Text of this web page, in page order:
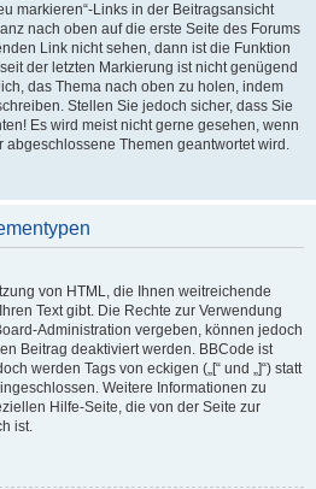
markieren“-Links in der Beitragsansicht
nach oben auf die erste Seite des Forums
Link nicht sehen, dann ist die Funktion
der letzten Markierung ist nicht genügend
das Thema nach oben zu holen, indem
Stellen Sie jedoch sicher, dass Sie
Es wird meist nicht gerne gesehen, wenn
abgeschlossene Themen geantwortet wird.
von HTML, die Ihnen weitreichende
Text gibt. Die Rechte zur Verwendung
Administration vergeben, können jedoch
Beitrag deaktiviert werden. BBCode ist
werden Tags von eckigen („[“ und „]“) statt
Weitere Informationen zu
Hilfe-Seite, die von der Seite zur
ist.